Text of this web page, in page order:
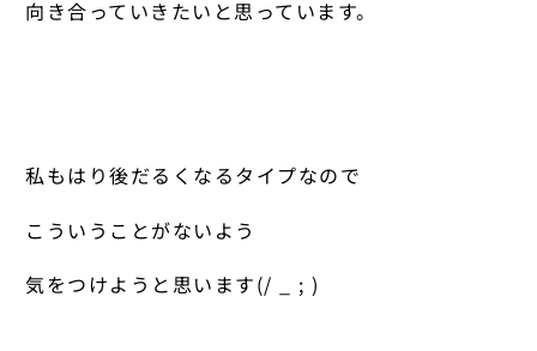
向き合っていきたいと思っています。
私もはり後だるくなるタイプなので
こういうことがないよう
気をつけようと思います(/ _ ; )